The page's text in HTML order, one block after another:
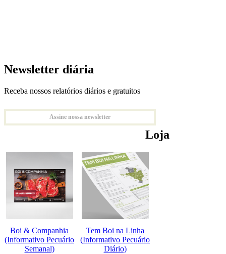
Newsletter diária
Receba nossos relatórios diários e gratuitos
Assine nossa newsletter
Loja
Boi & Companhia
(Informativo Pecuário
Semanal)
Tem Boi na Linha
(Informativo Pecuário
Diário)